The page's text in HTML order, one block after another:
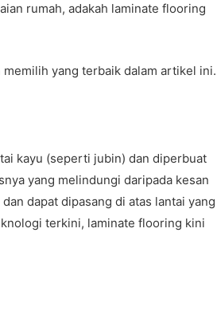
rumah, adakah laminate flooring
yang terbaik dalam artikel ini.
kayu (seperti jubin) dan diperbuat
yang melindungi daripada kesan
dapat dipasang di atas lantai yang
terkini, laminate flooring kini